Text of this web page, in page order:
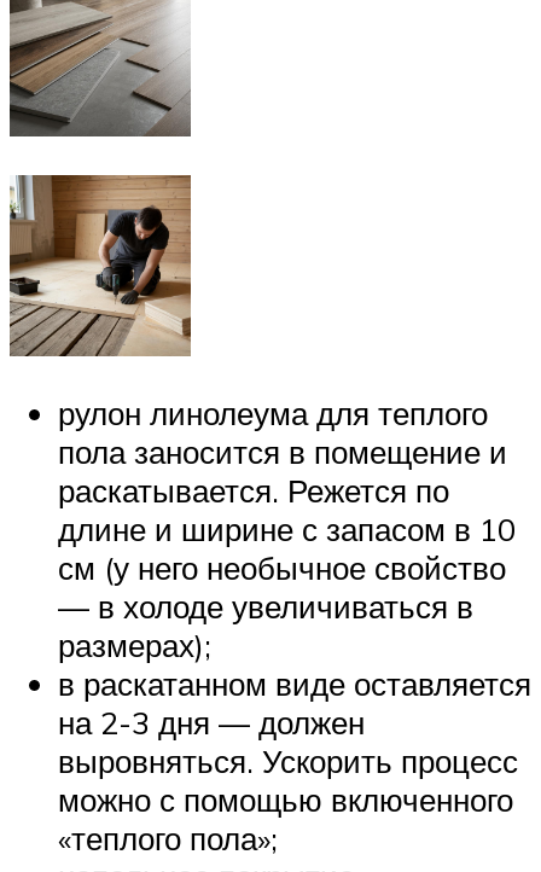
рулон линолеума для теплого
пола заносится в помещение и
раскатывается. Режется по
длине и ширине с запасом в 10
см (у него необычное свойство
— в холоде увеличиваться в
размерах);
в раскатанном виде оставляется
на 2-3 дня — должен
выровняться. Ускорить процесс
можно с помощью включенного
«теплого пола»;